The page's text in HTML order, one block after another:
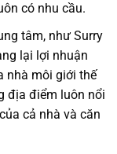
có nhu cầu.
tâm, như Surry
lại lợi nhuận
nhà môi giới thế
địa điểm luôn nổi
cả nhà và căn